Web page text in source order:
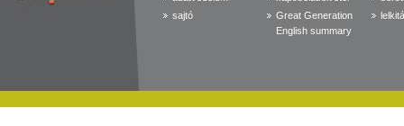
sajtó
Great Generation
English summary